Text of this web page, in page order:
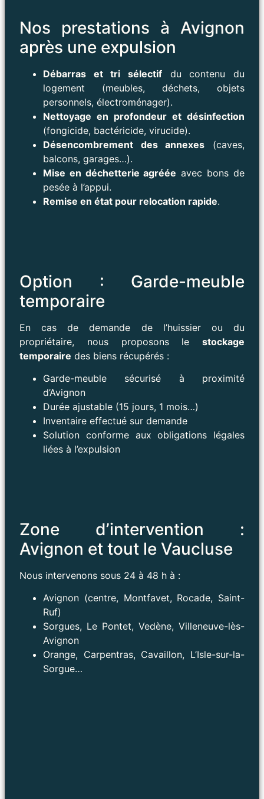
Nos prestations à Avignon
après une expulsion
Débarras et tri sélectif du contenu du
logement (meubles, déchets, objets
personnels, électroménager).
Nettoyage en profondeur et désinfection
(fongicide, bactéricide, virucide).
Désencombrement des annexes (caves,
balcons, garages…).
Mise en déchetterie agréée avec bons de
pesée à l’appui.
Remise en état pour relocation rapide.
Option : Garde-meuble
temporaire
En cas de demande de l’huissier ou du
propriétaire, nous proposons le stockage
temporaire des biens récupérés :
Garde-meuble sécurisé à proximité
d’Avignon
Durée ajustable (15 jours, 1 mois…)
Inventaire effectué sur demande
Solution conforme aux obligations légales
liées à l’expulsion
Zone d’intervention :
Avignon et tout le Vaucluse
Nous intervenons sous 24 à 48 h à :
Avignon (centre, Montfavet, Rocade, Saint-
Ruf)
Sorgues, Le Pontet, Vedène, Villeneuve-lès-
Avignon
Orange, Carpentras, Cavaillon, L’Isle-sur-la-
Sorgue…